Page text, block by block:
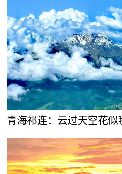
青海祁连：云过天空花